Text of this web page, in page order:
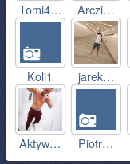
Tomi4… Arczi…
Koli1 jarek…
Aktyw… Piotr…